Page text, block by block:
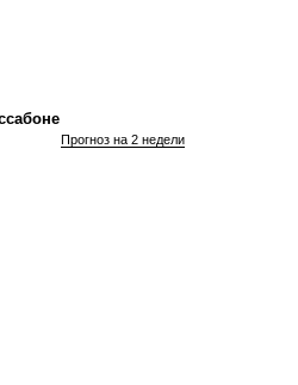
Прогноз на 2 недели